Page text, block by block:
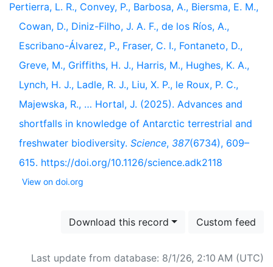
Pertierra, L. R., Convey, P., Barbosa, A., Biersma, E. M.,
Cowan, D., Diniz-Filho, J. A. F., de los Ríos, A.,
Escribano-Álvarez, P., Fraser, C. I., Fontaneto, D.,
Greve, M., Griffiths, H. J., Harris, M., Hughes, K. A.,
Lynch, H. J., Ladle, R. J., Liu, X. P., le Roux, P. C.,
Majewska, R., … Hortal, J. (2025). Advances and
shortfalls in knowledge of Antarctic terrestrial and
freshwater biodiversity. Science, 387(6734), 609–
615. https://doi.org/10.1126/science.adk2118
View on doi.org
Download this record Custom feed
Last update from database: 8/1/26, 2:10 AM (UTC)